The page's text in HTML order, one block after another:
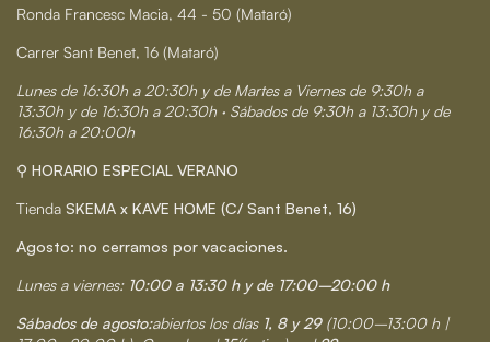
Ronda Francesc Macia, 44 - 50 (Mataró)
Carrer Sant Benet, 16 (Mataró)
Lunes de 16:30h a 20:30h y de Martes a Viernes de 9:30h a
13:30h y de 16:30h a 20:30h · Sábados de 9:30h a 13:30h y de
16:30h a 20:00h
⚲ HORARIO ESPECIAL VERANO
Tienda SKEMA x KAVE HOME (C/ Sant Benet, 16)
Agosto: no cerramos por vacaciones.
Lunes a viernes: 10:00 a 13:30 h y de 17:00–20:00 h
Sábados de agosto:abiertos los días 1, 8 y 29 (10:00–13:00 h |